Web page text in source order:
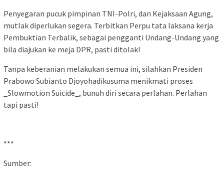
Penyegaran pucuk pimpinan TNI-Polri, dan Kejaksaan Agung,
mutlak diperlukan segera. Terbitkan Perpu tata laksana kerja
Pembuktian Terbalik, sebagai pengganti Undang-Undang yang
bila diajukan ke meja DPR, pasti ditolak!
Tanpa keberanian melakukan semua ini, silahkan Presiden
Prabowo Subianto Djoyohadikusuma menikmati proses
_Slowmotion Suicide_, bunuh diri secara perlahan. Perlahan
tapi pasti!
***
Sumber: